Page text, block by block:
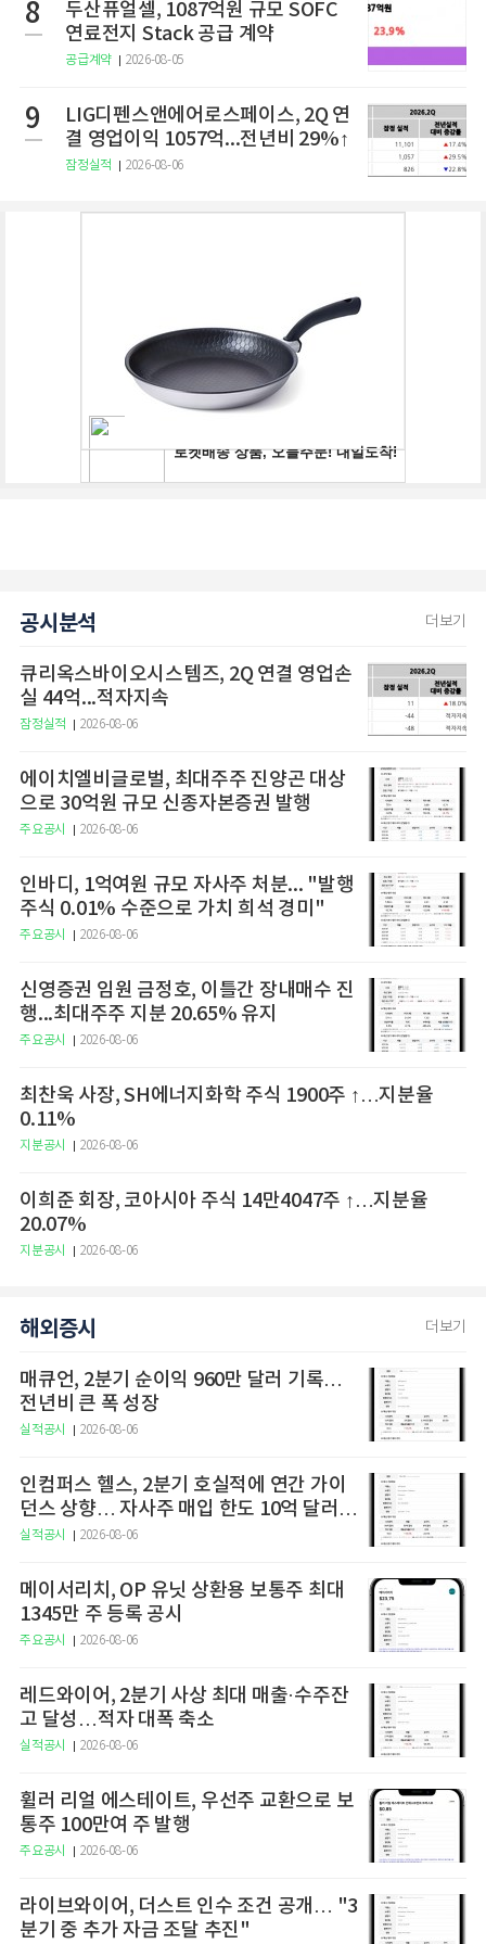
8
두산퓨얼셀, 1087억원 규모 SOFC
연료전지 Stack 공급 계약
공급계약 2026-08-05
9
LIG디펜스앤에어로스페이스, 2Q 연
결 영업이익 1057억...전년비 29%↑
잠정실적 2026-08-06
공시분석 더보기
큐리옥스바이오시스템즈, 2Q 연결 영업손
실 44억...적자지속
잠정실적 2026-08-06
에이치엘비글로벌, 최대주주 진양곤 대상
으로 30억원 규모 신종자본증권 발행
주요공시 2026-08-06
인바디, 1억여원 규모 자사주 처분... "발행
주식 0.01% 수준으로 가치 희석 경미"
주요공시 2026-08-06
신영증권 임원 금정호, 이틀간 장내매수 진
행...최대주주 지분 20.65% 유지
주요공시 2026-08-06
최찬욱 사장, SH에너지화학 주식 1900주 ↑…지분율
0.11%
지분공시 2026-08-06
이희준 회장, 코아시아 주식 14만4047주 ↑…지분율
20.07%
지분공시 2026-08-06
해외증시 더보기
매큐언, 2분기 순이익 960만 달러 기록…
전년비 큰 폭 성장
실적공시 2026-08-06
인컴퍼스 헬스, 2분기 호실적에 연간 가이
던스 상향… 자사주 매입 한도 10억 달러로
확대
실적공시 2026-08-06
메이서리치, OP 유닛 상환용 보통주 최대
1345만 주 등록 공시
주요공시 2026-08-06
레드와이어, 2분기 사상 최대 매출·수주잔
고 달성…적자 대폭 축소
실적공시 2026-08-06
휠러 리얼 에스테이트, 우선주 교환으로 보
통주 100만여 주 발행
주요공시 2026-08-06
라이브와이어, 더스트 인수 조건 공개… "3
분기 중 추가 자금 조달 추진"